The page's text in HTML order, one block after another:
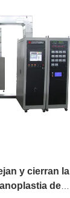
y cierran la
del